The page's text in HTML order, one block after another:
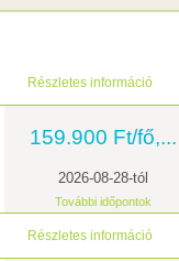
Részletes információ
159.900 Ft/fő,...
2026-08-28-tól
További időpontok
Részletes információ